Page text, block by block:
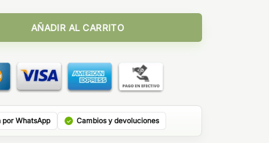
AÑADIR AL CARRITO
por WhatsApp Cambios y devoluciones